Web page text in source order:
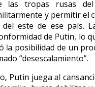
las tropas rusas del
y permitir el
este de ese país.
de Putin, lo
la posibilidad de un
“desescalamiento”.
Putin juega al